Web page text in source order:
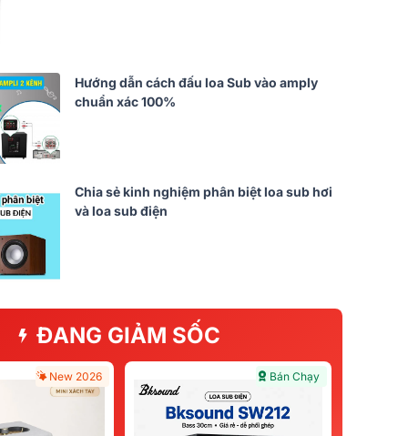
Hướng dẫn cách đấu loa Sub vào amply
chuẩn xác 100%
Chia sẻ kinh nghiệm phân biệt loa sub hơi
và loa sub điện
ĐANG GIẢM SỐC
New 2026 Bán Chạy